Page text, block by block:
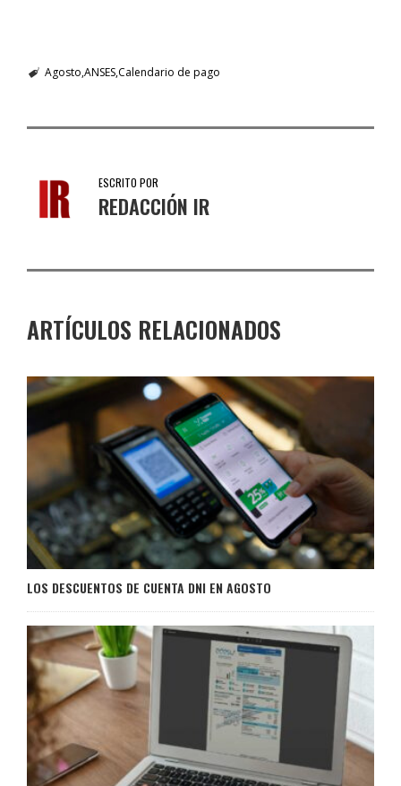
Agosto ANSESCalendario de pago
ESCRITO POR
REDACCIÓN IR
ARTÍCULOS RELACIONADOS
LOS DESCUENTOS DE CUENTA DNI EN AGOSTO